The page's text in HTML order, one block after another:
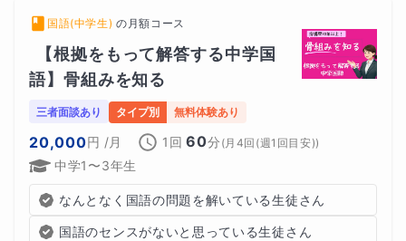
国語(中学生) の 月額コース
【根拠をもって解答する中学国
語】骨組みを知る
三者面談あり タイプ別 無料体験あり
20,000円 /月 1回 60分 (月4回(週1回目安))
中学1〜3年生
なんとなく国語の問題を解いている生徒さん
国語のセンスがないと思っている生徒さん